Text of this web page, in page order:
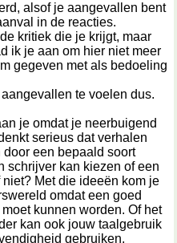
alsof je aangevallen bent
in de reacties.
kritiek die je krijgt, maar
ik je aan om hier niet meer
gegeven met als bedoeling
te voelen dus.
je omdat je neerbuigend
serieus dat verhalen
een bepaald soort
schrijver kan kiezen of een
Met die ideeën kom je
omdat een goed
kunnen worden. Of het
kan ook jouw taalgebruik
gebruiken.